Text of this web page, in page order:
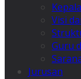
Visi
Guru
Jurusan